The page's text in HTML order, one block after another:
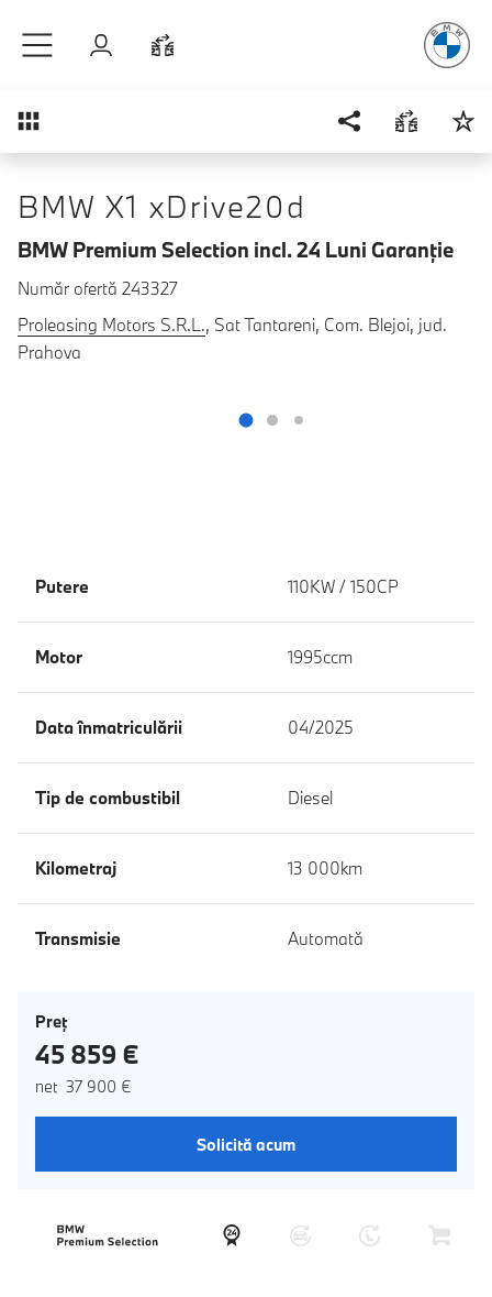
Autentificare
Prezentare generală
BMW X1 xDrive20d
BMW Premium Selection incl. 24 Luni Garanţie
Număr ofertă 243327
Proleasing Motors S.R.L., Sat Tantareni, Com. Blejoi, jud.
Prahova
Putere 110KW / 150CP
Motor 1995ccm
Data înmatriculării 04/2025
Tip de combustibil Diesel
Kilometraj 13 000km
Transmisie Automată
Preţ
45 859 €
net 37 900 €
Solicită acum